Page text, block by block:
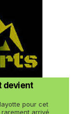
devient
pour cet
arrivé